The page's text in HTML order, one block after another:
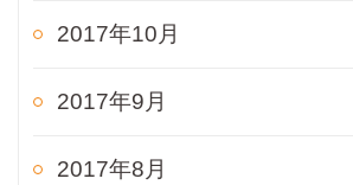
2017年10月
2017年9月
2017年8月